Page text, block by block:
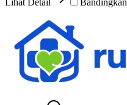
Lihat Detail Bandingkan